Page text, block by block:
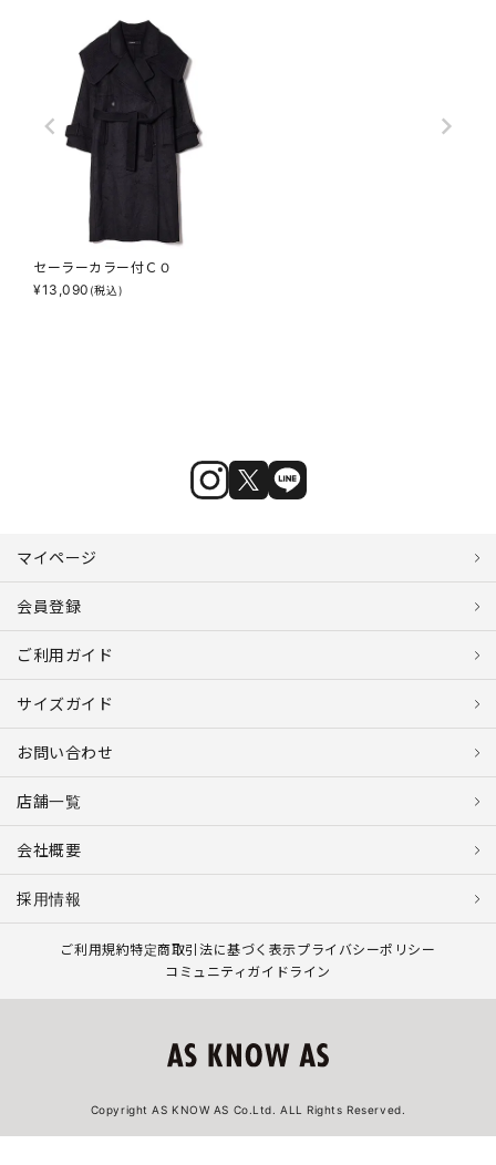
セーラーカラー付ＣＯ
¥13,090 (税込)
マイページ
会員登録
ご利用ガイド
サイズガイド
お問い合わせ
店舗一覧
会社概要
採用情報
ご利用規約特定商取引法に基づく表示プライバシーポリシー
コミュニティガイドライン
Copyright AS KNOW AS Co.Ltd. ALL Rights Reserved.